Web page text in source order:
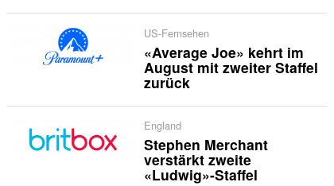
US-Fernsehen
«Average Joe» kehrt im
August mit zweiter Staffel
zurück
England
Stephen Merchant
verstärkt zweite
«Ludwig»-Staffel